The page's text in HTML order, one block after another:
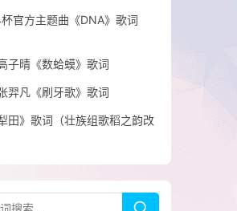
官方主题曲《DNA》歌词
子晴《数蛤蟆》歌词
羿凡《刷牙歌》歌词
田》歌词（壮族组歌稻之韵改